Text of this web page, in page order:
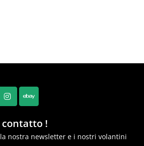
INSTAGRAM
EBAY
!
nostra newsletter e i nostri volantini